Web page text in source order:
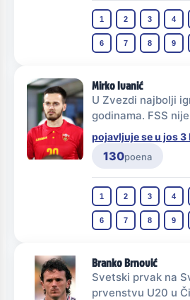
1 2 3 4
6 7 8 9
Mirko Ivanić
U Zvezdi najbolji
godinama. FSS
pojavljuje se u jos 3
130poena
1 2 3 4
6 7 8 9
Branko Brnović
Svetski prvak na
prvenstvu U20 u